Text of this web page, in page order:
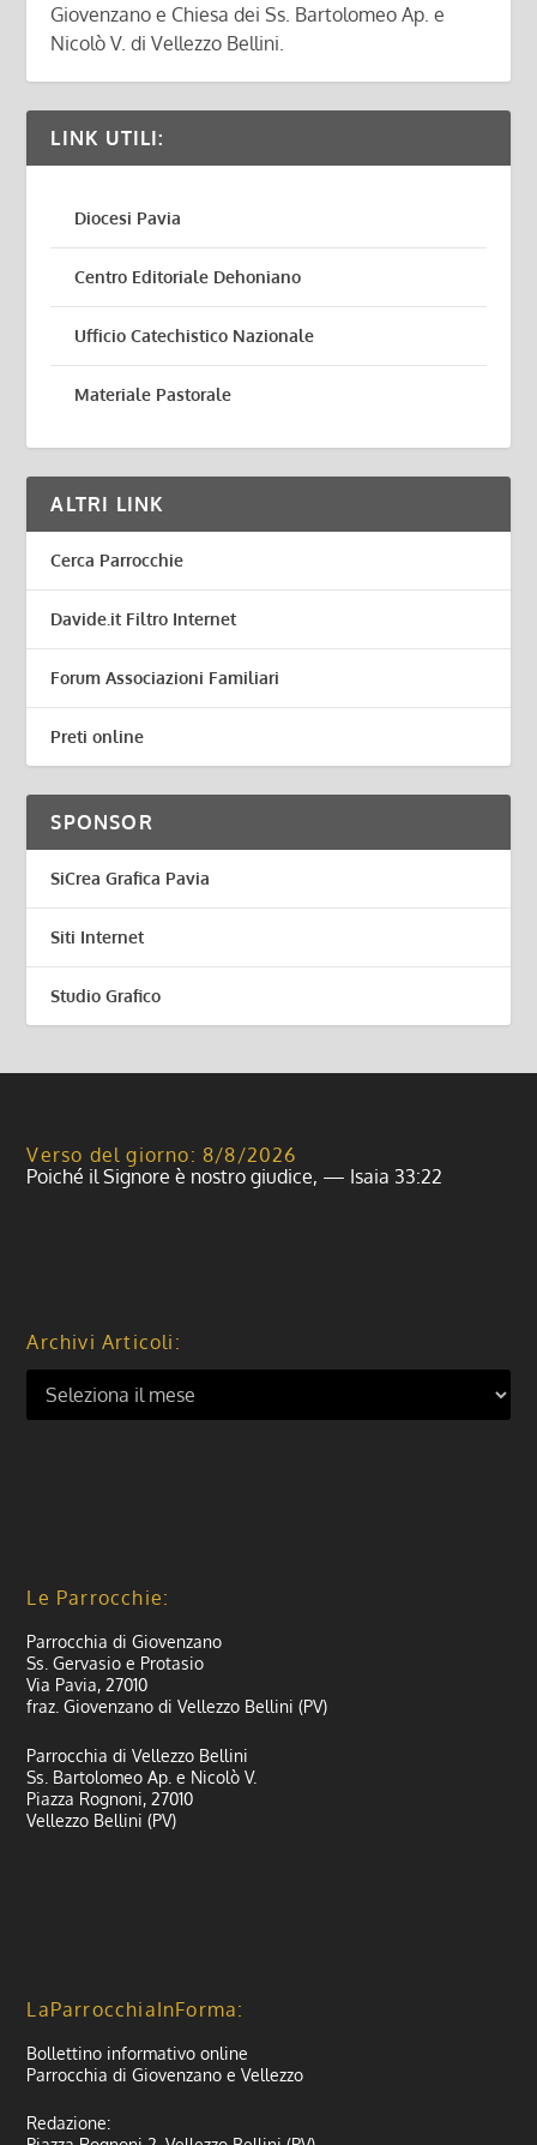
Giovenzano e Chiesa dei Ss. Bartolomeo Ap. e
Nicolò V. di Vellezzo Bellini.
LINK UTILI:
Diocesi Pavia
Centro Editoriale Dehoniano
Ufficio Catechistico Nazionale
Materiale Pastorale
ALTRI LINK
Cerca Parrocchie
Davide.it Filtro Internet
Forum Associazioni Familiari
Preti online
SPONSOR
SiCrea Grafica Pavia
Siti Internet
Studio Grafico
Verso del giorno: 8/8/2026
Poiché il Signore è nostro giudice, — Isaia 33:22
Archivi Articoli:
Le Parrocchie:
Parrocchia di Giovenzano
Ss. Gervasio e Protasio
Via Pavia, 27010
fraz. Giovenzano di Vellezzo Bellini (PV)
Parrocchia di Vellezzo Bellini
Ss. Bartolomeo Ap. e Nicolò V.
Piazza Rognoni, 27010
Vellezzo Bellini (PV)
LaParrocchiaInForma:
Bollettino informativo online
Parrocchia di Giovenzano e Vellezzo
Redazione: